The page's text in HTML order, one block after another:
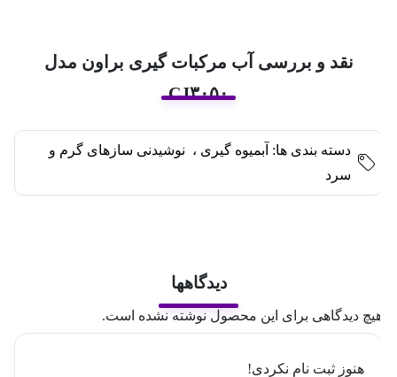
نقد و بررسی آب مرکبات گیری براون مدل
CJ۳۰۵۰
دسته بندی ها: آبمیوه گیری ، نوشیدنی سازهای گرم و
سرد
دیدگاهها
دیدگاهی برای این محصول نوشته نشده است.
هنوز ثبت نام نکردی!